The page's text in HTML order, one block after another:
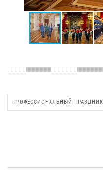
ПРОФЕССИОНАЛЬНЫЙ ПРАЗДНИК